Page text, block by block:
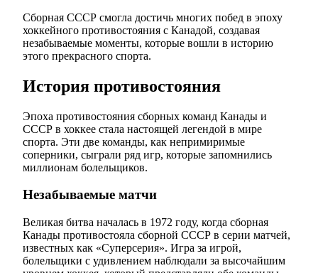
Сборная СССР смогла достичь многих побед в эпоху
хоккейного противостояния с Канадой, создавая
незабываемые моменты, которые вошли в историю
этого прекрасного спорта.
История противостояния
Эпоха противостояния сборных команд Канады и
СССР в хоккее стала настоящей легендой в мире
спорта. Эти две команды, как непримиримые
соперники, сыграли ряд игр, которые запомнились
миллионам болельщиков.
Незабываемые матчи
Великая битва началась в 1972 году, когда сборная
Канады противостояла сборной СССР в серии матчей,
известных как «Суперсерия». Игра за игрой,
болельщики с удивлением наблюдали за высочайшим